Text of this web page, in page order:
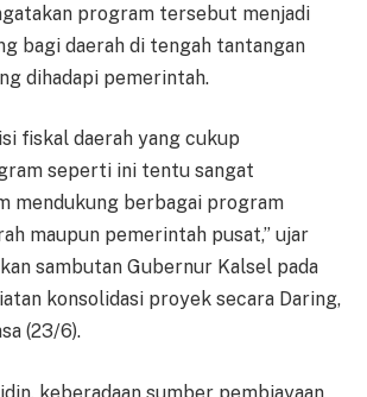
program tersebut menjadi
bagi daerah di tengah tantangan
dihadapi pemerintah.
fiskal daerah yang cukup
seperti ini tentu sangat
mendukung berbagai program
maupun pemerintah pusat,” ujar
sambutan Gubernur Kalsel pada
konsolidasi proyek secara Daring,
(23/6).